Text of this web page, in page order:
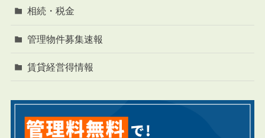
相続・税金
管理物件募集速報
賃貸経営得情報